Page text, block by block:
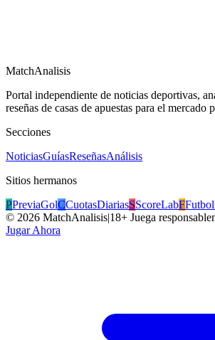
MatchAnalisis
Portal independiente de noticias deportivas,
reseñas de casas de apuestas para el mercado
Secciones
NoticiasGuíasReseñasAnálisis
Sitios hermanos
PPreviaGolCCuotasDiariasSScoreLabF
© 2026 MatchAnalisis|18+ Juega
Jugar Ahora